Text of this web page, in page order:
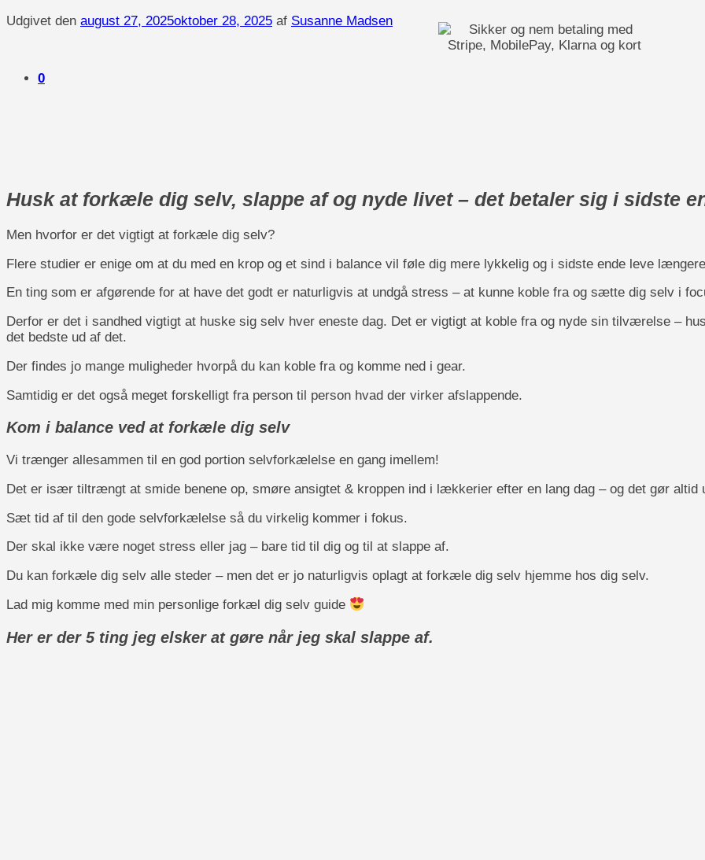
0
Udgivet den august 27, 2025oktober 28, 2025 af Susanne Madsen
Husk at forkæle dig selv, slappe af og nyde livet – det betaler sig i sidste
Men hvorfor er det vigtigt at forkæle dig selv?
Flere studier er enige om at du med en krop og et sind i balance vil føle dig mere lykkelig og i sidste ende leve
En ting som er afgørende for at have det godt er naturligvis at undgå stress – at kunne koble fra og sætte dig selv i
Derfor er det i sandhed vigtigt at huske sig selv hver eneste dag. Det er vigtigt at koble fra og nyde sin tilværelse –
det bedste ud af det.
Der findes jo mange muligheder hvorpå du kan koble fra og komme ned i gear.
Samtidig er det også meget forskelligt fra person til person hvad der virker afslappende.
Kom i balance ved at forkæle dig selv
Vi trænger allesammen til en god portion selvforkælelse en gang imellem!
Det er især tiltrængt at smide benene op, smøre ansigtet & kroppen ind i lækkerier efter en lang dag – og det gør altid
Sæt tid af til den gode selvforkælelse så du virkelig kommer i fokus.
Der skal ikke være noget stress eller jag – bare tid til dig og til at slappe af.
Du kan forkæle dig selv alle steder – men det er jo naturligvis oplagt at forkæle dig selv hjemme hos dig selv.
Lad mig komme med min personlige forkæl dig selv guide
Her er der 5 ting jeg elsker at gøre når jeg skal slappe af.